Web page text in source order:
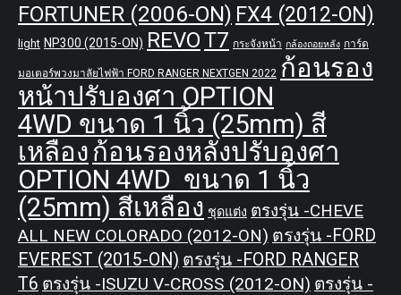
FORTUNER (2006-ON) FX4 (2012-ON)
light NP300 (2015-ON) REVOT7 กระจังหน้า กล้องถอยหลัง การ์ด
มอเตอร์พวงมาลัยไฟฟ้า FORD RANGER NEXTGEN 2022 ก้อนรอง
หน้าปรับองศา OPTION
4WD ขนาด 1 นิ้ว (25mm) สี
เหลือง ก้อนรองหลังปรับองศา
OPTION 4WD ขนาด 1 นิ้ว
(25mm) สีเหลือง ชุดแต่ง ตรงรุ่น -CHEVE
ALL NEW COLORADO (2012-ON) ตรงรุ่น -FORD
EVEREST (2015-ON) ตรงรุ่น -FORD RANGER
T6 ตรงรุ่น -ISUZU V-CROSS (2012-ON) ตรงรุ่น -